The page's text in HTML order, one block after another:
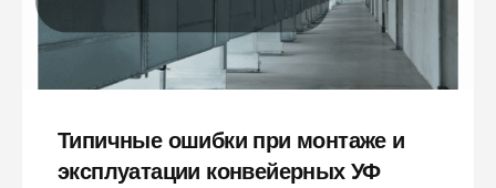
Типичные ошибки при монтаже и
эксплуатации конвейерных УФ